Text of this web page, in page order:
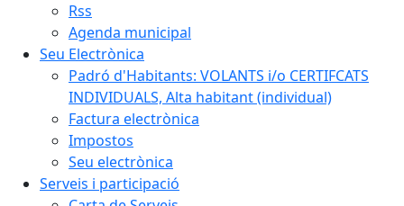
Rss
Agenda municipal
Seu Electrònica
Padró d'Habitants: VOLANTS i/o CERTIFCATS
INDIVIDUALS, Alta habitant (individual)
Factura electrònica
Impostos
Seu electrònica
Serveis i participació